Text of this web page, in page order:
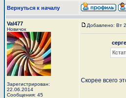
Вернуться к началу
Val477
Новичок
Зарегистрирован:
22.06.2014
Сообщения: 45
Добавлено: Вт
Скорее всего